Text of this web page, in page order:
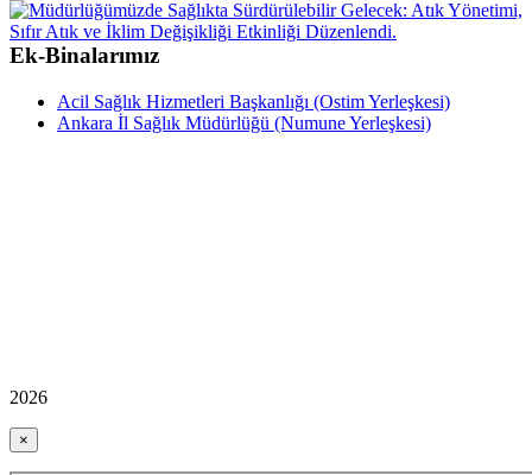
Ek-Binalarımız
Acil Sağlık Hizmetleri Başkanlığı (Ostim Yerleşkesi)
Ankara İl Sağlık Müdürlüğü (Numune Yerleşkesi)
2026
×